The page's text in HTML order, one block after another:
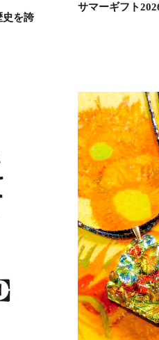
を誇
サマーギフト